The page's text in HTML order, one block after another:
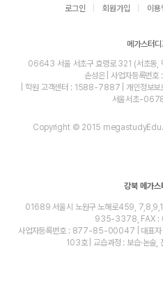
로그인 회원가입 이용
메가스터
06643 서울 서초구 효령로 321 (서초동,
손성은 | 사업자등록
| 학원 고객센터 : 1588-7887 | 개인정보
서울서초-
Copyright © 2015
강북 메가스
01689 서울시 노원구 노해로459,
935-3378, FAX
사업자등록번호 : 877-85-00047 | 대표자 :
103호 | 교습과정 : 보습·논술,